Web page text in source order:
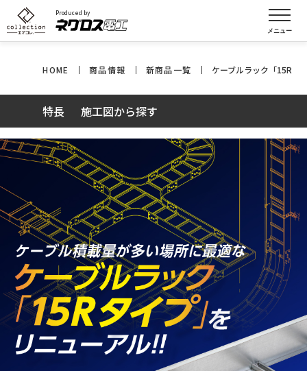
Produced by
HOME 商品情報 新商品一覧 ケーブルラック「15Rタ
特長 施工図から探す